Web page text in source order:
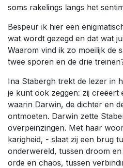
soms rakelings langs het
Bespeur ik hier een
wat wordt gezegd en dat wat
Waarom vind ik zo moeilijk de
twee sporen en de drie
Ina Stabergh trekt de lezer in
je kunt ook zeggen: zij creëert
waarin Darwin, de dichter en
ontmoeten. Darwin zette
overpeinzingen. Met haar
karigheid, - slaat zij een brug
onderwereld, tussen droom
orde en chaos, tussen